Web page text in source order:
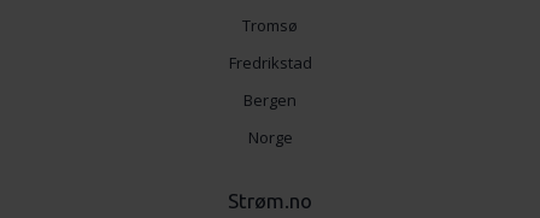
Tromsø
Fredrikstad
Bergen
Norge
Strøm.no